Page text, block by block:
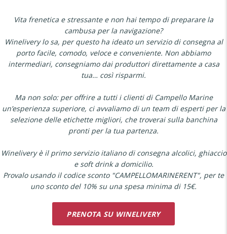
Vita frenetica e stressante e non hai tempo di preparare la
cambusa per la navigazione?
Winelivery lo sa, per questo ha ideato un servizio di consegna al
porto facile, comodo, veloce e conveniente. Non abbiamo
intermediari, consegniamo dai produttori direttamente a casa
tua… così risparmi.
Ma non solo: per offrire a tutti i clienti di Campello Marine
un’esperienza superiore, ci avvaliamo di un team di esperti per la
selezione delle etichette migliori, che troverai sulla banchina
pronti per la tua partenza.
Winelivery è il primo servizio italiano di consegna alcolici, ghiaccio
e soft drink a domicilio.
Provalo usando il codice sconto "CAMPELLOMARINERENT", per te
uno sconto del 10% su una spesa minima di 15€.
PRENOTA SU WINELIVERY